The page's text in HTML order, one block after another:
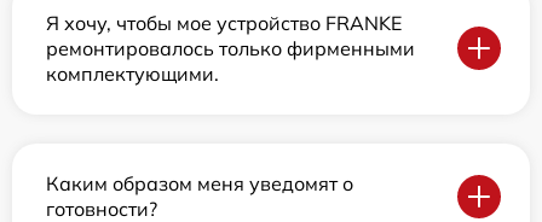
Я хочу, чтобы мое устройство FRANKE
ремонтировалось только фирменными
комплектующими.
Каким образом меня уведомят о
готовности?